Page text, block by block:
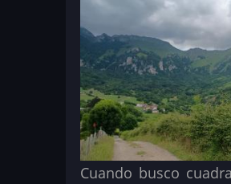
Cuando busco